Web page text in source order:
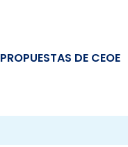
PROPUESTAS DE CEOE